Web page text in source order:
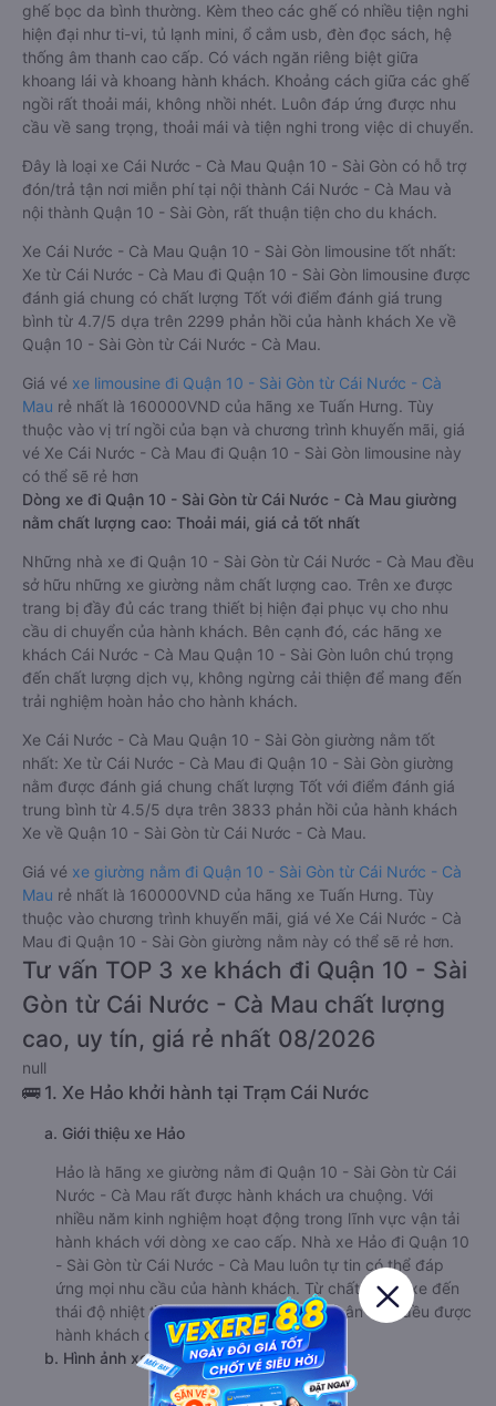
ghế bọc da bình thường. Kèm theo các ghế có nhiều tiện nghi
hiện đại như ti-vi, tủ lạnh mini, ổ cắm usb, đèn đọc sách, hệ
thống âm thanh cao cấp. Có vách ngăn riêng biệt giữa
khoang lái và khoang hành khách. Khoảng cách giữa các ghế
ngồi rất thoải mái, không nhồi nhét. Luôn đáp ứng được nhu
cầu về sang trọng, thoải mái và tiện nghi trong việc di chuyển.
Đây là loại xe Cái Nước - Cà Mau Quận 10 - Sài Gòn có hỗ trợ
đón/trả tận nơi miễn phí tại nội thành Cái Nước - Cà Mau và
nội thành Quận 10 - Sài Gòn, rất thuận tiện cho du khách.
Xe Cái Nước - Cà Mau Quận 10 - Sài Gòn limousine tốt nhất:
Xe từ Cái Nước - Cà Mau đi Quận 10 - Sài Gòn limousine được
đánh giá chung có chất lượng Tốt với điểm đánh giá trung
bình từ 4.7/5 dựa trên 2299 phản hồi của hành khách Xe về
Quận 10 - Sài Gòn từ Cái Nước - Cà Mau.
Giá vé xe limousine đi Quận 10 - Sài Gòn từ Cái Nước - Cà
Mau rẻ nhất là 160000VND của hãng xe Tuấn Hưng. Tùy
thuộc vào vị trí ngồi của bạn và chương trình khuyến mãi, giá
vé Xe Cái Nước - Cà Mau đi Quận 10 - Sài Gòn limousine này
có thể sẽ rẻ hơn
Dòng xe đi Quận 10 - Sài Gòn từ Cái Nước - Cà Mau giường
nằm chất lượng cao: Thoải mái, giá cả tốt nhất
Những nhà xe đi Quận 10 - Sài Gòn từ Cái Nước - Cà Mau đều
sở hữu những xe giường nằm chất lượng cao. Trên xe được
trang bị đầy đủ các trang thiết bị hiện đại phục vụ cho nhu
cầu di chuyển của hành khách. Bên cạnh đó, các hãng xe
khách Cái Nước - Cà Mau Quận 10 - Sài Gòn luôn chú trọng
đến chất lượng dịch vụ, không ngừng cải thiện để mang đến
trải nghiệm hoàn hảo cho hành khách.
Xe Cái Nước - Cà Mau Quận 10 - Sài Gòn giường nằm tốt
nhất: Xe từ Cái Nước - Cà Mau đi Quận 10 - Sài Gòn giường
nằm được đánh giá chung chất lượng Tốt với điểm đánh giá
trung bình từ 4.5/5 dựa trên 3833 phản hồi của hành khách
Xe về Quận 10 - Sài Gòn từ Cái Nước - Cà Mau.
Giá vé xe giường nằm đi Quận 10 - Sài Gòn từ Cái Nước - Cà
Mau rẻ nhất là 160000VND của hãng xe Tuấn Hưng. Tùy
thuộc vào chương trình khuyến mãi, giá vé Xe Cái Nước - Cà
Mau đi Quận 10 - Sài Gòn giường nằm này có thể sẽ rẻ hơn.
Tư vấn TOP 3 xe khách đi Quận 10 - Sài
Gòn từ Cái Nước - Cà Mau chất lượng
cao, uy tín, giá rẻ nhất 08/2026
null
🚌 1. Xe Hảo khởi hành tại Trạm Cái Nước
a. Giới thiệu xe Hảo
Hảo là hãng xe giường nằm đi Quận 10 - Sài Gòn từ Cái
Nước - Cà Mau rất được hành khách ưa chuộng. Với
nhiều năm kinh nghiệm hoạt động trong lĩnh vực vận tải
hành khách với dòng xe cao cấp. Nhà xe Hảo đi Quận 10
- Sài Gòn từ Cái Nước - Cà Mau luôn tự tin có thể đáp
ứng mọi nhu cầu của hành khách. Từ chất lượng xe đến
thái độ nhiệt tình, chuyên nghiệp của nhân viên đều được
hành khách đánh giá rất cao.
b. Hình ảnh xe Hảo